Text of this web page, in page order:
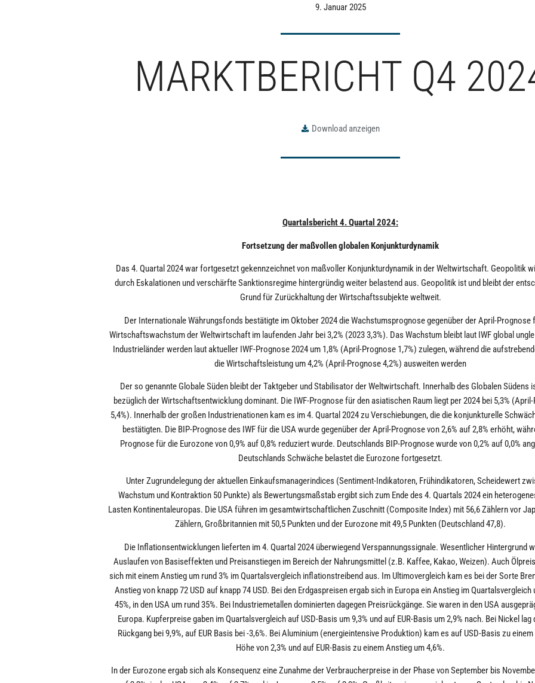
9. Januar 2025
MARKTBERICHT Q4
Download anzeigen
Quartalsbericht 4. Quartal 2024:
Fortsetzung der maßvollen globalen Konjunkturdynamik
Das 4. Quartal 2024 war fortgesetzt gekennzeichnet von maßvoller Konjunkturdynamik in der Weltwirtschaft. Geopolitik
durch Eskalationen und verschärfte Sanktionsregime hintergründig weiter belastend aus. Geopolitik ist und bleibt der
Grund für Zurückhaltung der Wirtschaftssubjekte weltweit.
Der Internationale Währungsfonds bestätigte im Oktober 2024 die Wachstumsprognose gegenüber der April-Prognose
Wirtschaftswachstum der Weltwirtschaft im laufenden Jahr bei 3,2% (2023 3,3%). Das Wachstum bleibt laut IWF global
Industrieländer werden laut aktueller IWF-Prognose 2024 um 1,8% (April-Prognose 1,7%) zulegen, während die
die Wirtschaftsleistung um 4,2% (April-Prognose 4,2%) ausweiten werden
Der so genannte Globale Süden bleibt der Taktgeber und Stabilisator der Weltwirtschaft. Innerhalb des Globalen Südens
bezüglich der Wirtschaftsentwicklung dominant. Die IWF-Prognose für den asiatischen Raum liegt per 2024 bei 5,3%
5,4%). Innerhalb der großen Industrienationen kam es im 4. Quartal 2024 zu Verschiebungen, die die konjunkturelle
bestätigten. Die BIP-Prognose des IWF für die USA wurde gegenüber der April-Prognose von 2,6% auf 2,8% erhöht,
Prognose für die Eurozone von 0,9% auf 0,8% reduziert wurde. Deutschlands BIP-Prognose wurde von 0,2% auf 0,0%
Deutschlands Schwäche belastet die Eurozone fortgesetzt.
Unter Zugrundelegung der aktuellen Einkaufsmanagerindices (Sentiment-Indikatoren, Frühindikatoren, Scheidewert
Wachstum und Kontraktion 50 Punkte) als Bewertungsmaßstab ergibt sich zum Ende des 4. Quartals 2024 ein
Lasten Kontinentaleuropas. Die USA führen im gesamtwirtschaftlichen Zuschnitt (Composite Index) mit 56,6 Zählern vor
Zählern, Großbritannien mit 50,5 Punkten und der Eurozone mit 49,5 Punkten (Deutschland 47,8).
Die Inflationsentwicklungen lieferten im 4. Quartal 2024 überwiegend Verspannungssignale. Wesentlicher Hintergrund
Auslaufen von Basiseffekten und Preisanstiegen im Bereich der Nahrungsmittel (z.B. Kaffee, Kakao, Weizen). Auch
sich mit einem Anstieg um rund 3% im Quartalsvergleich inflationstreibend aus. Im Ultimovergleich kam es bei der Sorte
Anstieg von knapp 72 USD auf knapp 74 USD. Bei den Erdgaspreisen ergab sich in Europa ein Anstieg im Quartalsvergleich
45%, in den USA um rund 35%. Bei Industriemetallen dominierten dagegen Preisrückgänge. Sie waren in den USA
Europa. Kupferpreise gaben im Quartalsvergleich auf USD-Basis um 9,3% und auf EUR-Basis um 2,9% nach. Bei Nickel lag
Rückgang bei 9,9%, auf EUR Basis bei -3,6%. Bei Aluminium (energieintensive Produktion) kam es auf USD-Basis zu
Höhe von 2,3% und auf EUR-Basis zu einem Anstieg um 4,6%.
In der Eurozone ergab sich als Konsequenz eine Zunahme der Verbraucherpreise in der Phase von September bis